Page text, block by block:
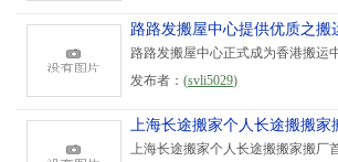
路路发搬屋中心提供优质之搬
路路发搬屋中心正式成为香港搬运
发布者： (svli5029)
上海长途搬家个人长途搬搬家
上海长途搬家个人长途搬搬家搬厂